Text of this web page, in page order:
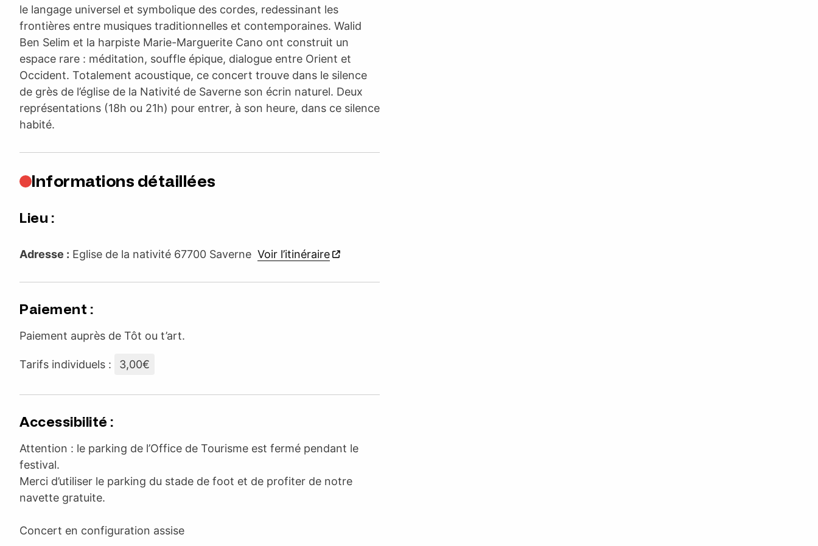
le langage universel et symbolique des cordes, redessinant les
frontières entre musiques traditionnelles et contemporaines. Walid
Ben Selim et la harpiste Marie-Marguerite Cano ont construit un
espace rare : méditation, souffle épique, dialogue entre Orient et
Occident. Totalement acoustique, ce concert trouve dans le silence
de grès de l’église de la Nativité de Saverne son écrin naturel. Deux
représentations (18h ou 21h) pour entrer, à son heure, dans ce silence
habité.
Informations détaillées
Lieu :
Adresse : Eglise de la nativité 67700 Saverne Voir l’itinéraire
Paiement :
Paiement auprès de Tôt ou t’art.
Tarifs individuels : 3,00€
Accessibilité :
Attention : le parking de l’Office de Tourisme est fermé pendant le
festival.
Merci d’utiliser le parking du stade de foot et de profiter de notre
navette gratuite.
Concert en configuration assise